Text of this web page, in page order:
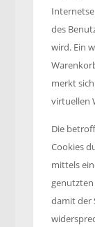
des
wird. Ein
merkt
virtuellen
Die
Cookies
mittels
damit der